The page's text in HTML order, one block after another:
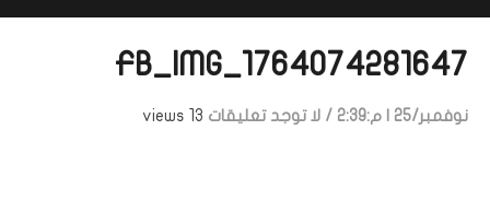
FB_IMG_1764074281647
نوفمبر/25 | م:2:39 / لا توجد تعليقات 13 views